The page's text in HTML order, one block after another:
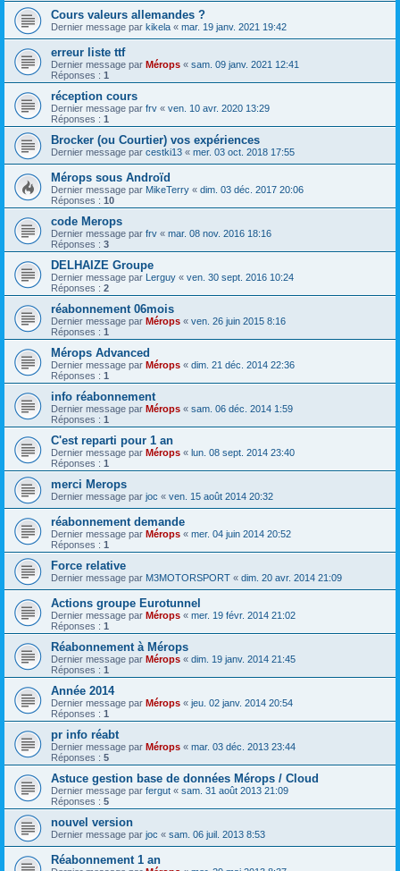
Cours valeurs allemandes ?
Dernier message par kikela « mar. 19 janv. 2021 19:42
erreur liste ttf
Dernier message par Mérops « sam. 09 janv. 2021 12:41
Réponses : 1
réception cours
Dernier message par frv « ven. 10 avr. 2020 13:29
Réponses : 1
Brocker (ou Courtier) vos expériences
Dernier message par cestki13 « mer. 03 oct. 2018 17:55
Mérops sous Androïd
Dernier message par MikeTerry « dim. 03 déc. 2017 20:06
Réponses : 10
code Merops
Dernier message par frv « mar. 08 nov. 2016 18:16
Réponses : 3
DELHAIZE Groupe
Dernier message par Lerguy « ven. 30 sept. 2016 10:24
Réponses : 2
réabonnement 06mois
Dernier message par Mérops « ven. 26 juin 2015 8:16
Réponses : 1
Mérops Advanced
Dernier message par Mérops « dim. 21 déc. 2014 22:36
Réponses : 1
info réabonnement
Dernier message par Mérops « sam. 06 déc. 2014 1:59
Réponses : 1
C'est reparti pour 1 an
Dernier message par Mérops « lun. 08 sept. 2014 23:40
Réponses : 1
merci Merops
Dernier message par joc « ven. 15 août 2014 20:32
réabonnement demande
Dernier message par Mérops « mer. 04 juin 2014 20:52
Réponses : 1
Force relative
Dernier message par M3MOTORSPORT « dim. 20 avr. 2014 21:09
Actions groupe Eurotunnel
Dernier message par Mérops « mer. 19 févr. 2014 21:02
Réponses : 1
Réabonnement à Mérops
Dernier message par Mérops « dim. 19 janv. 2014 21:45
Réponses : 1
Année 2014
Dernier message par Mérops « jeu. 02 janv. 2014 20:54
Réponses : 1
pr info réabt
Dernier message par Mérops « mar. 03 déc. 2013 23:44
Réponses : 5
Astuce gestion base de données Mérops / Cloud
Dernier message par fergut « sam. 31 août 2013 21:09
Réponses : 5
nouvel version
Dernier message par joc « sam. 06 juil. 2013 8:53
Réabonnement 1 an